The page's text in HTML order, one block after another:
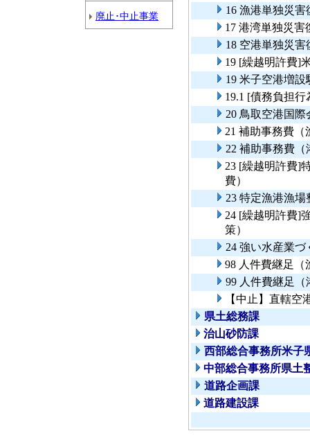
廃止･中止事業
16 漁港単独災害
17 港湾単独災害
18 空港単独災害
19 [繰越明許費]
19 米子空港増
19.1 [債務負担
20 鳥取空港国
21 補助事務費（
22 補助事務費
23 [繰越明許費]
費）
23 特定漁港漁場
24 [繰越明許費]
策）
24 強い水産業
98 人件費継足（
99 人件費継足（
【中止】直轄空
県土総務課
治山砂防課
西部総合事務所米子
中部総合事務所県土
道路企画課
道路建設課